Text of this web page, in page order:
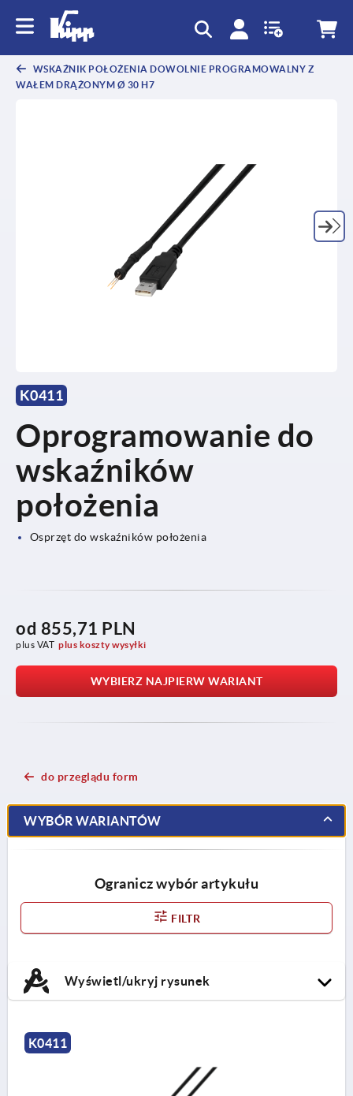
WSKAŹNIK POŁOŻENIA DOWOLNIE PROGRAMOWALNY Z
WAŁEM DRĄŻONYM Ø 30 H7
K0411
Oprogramowanie do
wskaźników
położenia
Osprzęt do wskaźników położenia
od 855,71 PLN
plus VAT plus koszty wysyłki
WYBIERZ NAJPIERW WARIANT
do przeglądu form
WYBÓR WARIANTÓW
Ogranicz wybór artykułu
FILTR
Wyświetl/ukryj rysunek
K0411